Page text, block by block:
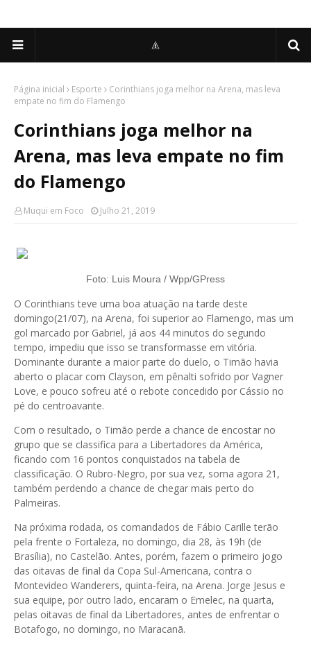
Página inicial Esporte
Corinthians joga melhor na Arena, mas leva
empate no fim do Flamengo
Corinthians joga melhor na
Arena, mas leva empate no fim
do Flamengo
Muqui em Foco Julho 21, 2019
Foto: Luis Moura / Wpp/GPress
O Corinthians teve uma boa atuação na tarde deste
domingo(21/07), na Arena, foi superior ao Flamengo, mas um
gol marcado por Gabriel, já aos 44 minutos do segundo
tempo, impediu que isso se transformasse em vitória.
Dominante durante a maior parte do duelo, o Timão havia
aberto o placar com Clayson, em pênalti sofrido por Vagner
Love, e pouco sofreu até o rebote concedido por Cássio no
pé do centroavante.
Com o resultado, o Timão perde a chance de encostar no
grupo que se classifica para a Libertadores da América,
ficando com 16 pontos conquistados na tabela de
classificação. O Rubro-Negro, por sua vez, soma agora 21,
também perdendo a chance de chegar mais perto do
Palmeiras.
Na próxima rodada, os comandados de Fábio Carille terão
pela frente o Fortaleza, no domingo, dia 28, às 19h (de
Brasília), no Castelão. Antes, porém, fazem o primeiro jogo
das oitavas de final da Copa Sul-Americana, contra o
Montevideo Wanderers, quinta-feira, na Arena. Jorge Jesus e
sua equipe, por outro lado, encaram o Emelec, na quarta,
pelas oitavas de final da Libertadores, antes de enfrentar o
Botafogo, no domingo, no Maracanã.